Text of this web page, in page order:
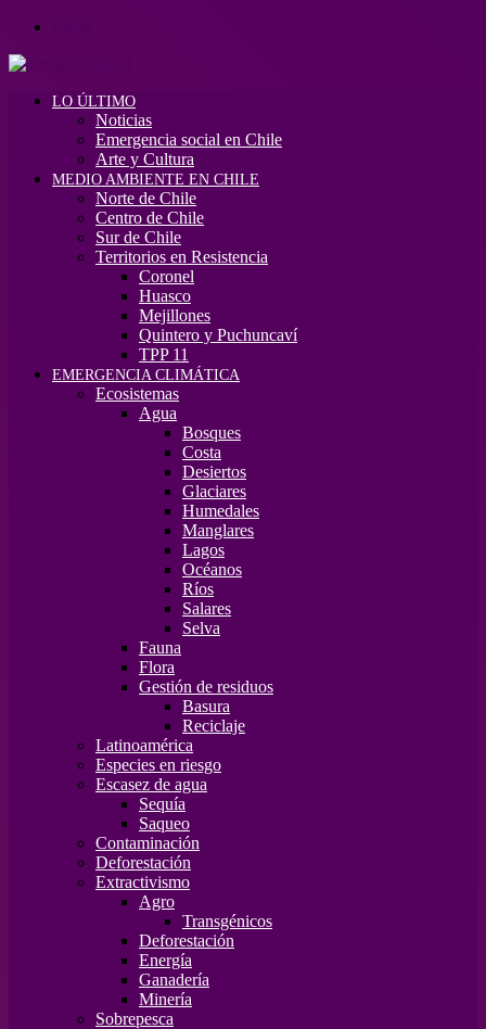
LO ÚLTIMO
Noticias
Emergencia social en Chile
Arte y Cultura
MEDIO AMBIENTE EN CHILE
Norte de Chile
Centro de Chile
Sur de Chile
Territorios en Resistencia
Coronel
Huasco
Mejillones
Quintero y Puchuncaví
TPP 11
EMERGENCIA CLIMÁTICA
Ecosistemas
Agua
Bosques
Costa
Desiertos
Glaciares
Humedales
Manglares
Lagos
Océanos
Ríos
Salares
Selva
Fauna
Flora
Gestión de residuos
Basura
Reciclaje
Latinoamérica
Especies en riesgo
Escasez de agua
Sequía
Saqueo
Contaminación
Deforestación
Extractivismo
Agro
Transgénicos
Deforestación
Energía
Ganadería
Minería
Sobrepesca